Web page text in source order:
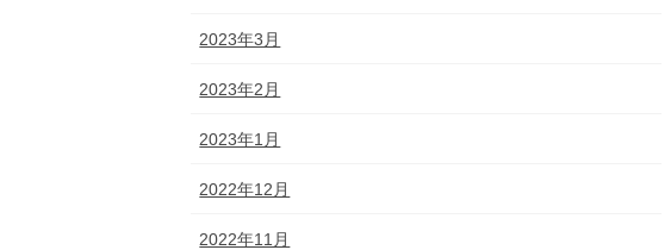
2023年3月
2023年2月
2023年1月
2022年12月
2022年11月